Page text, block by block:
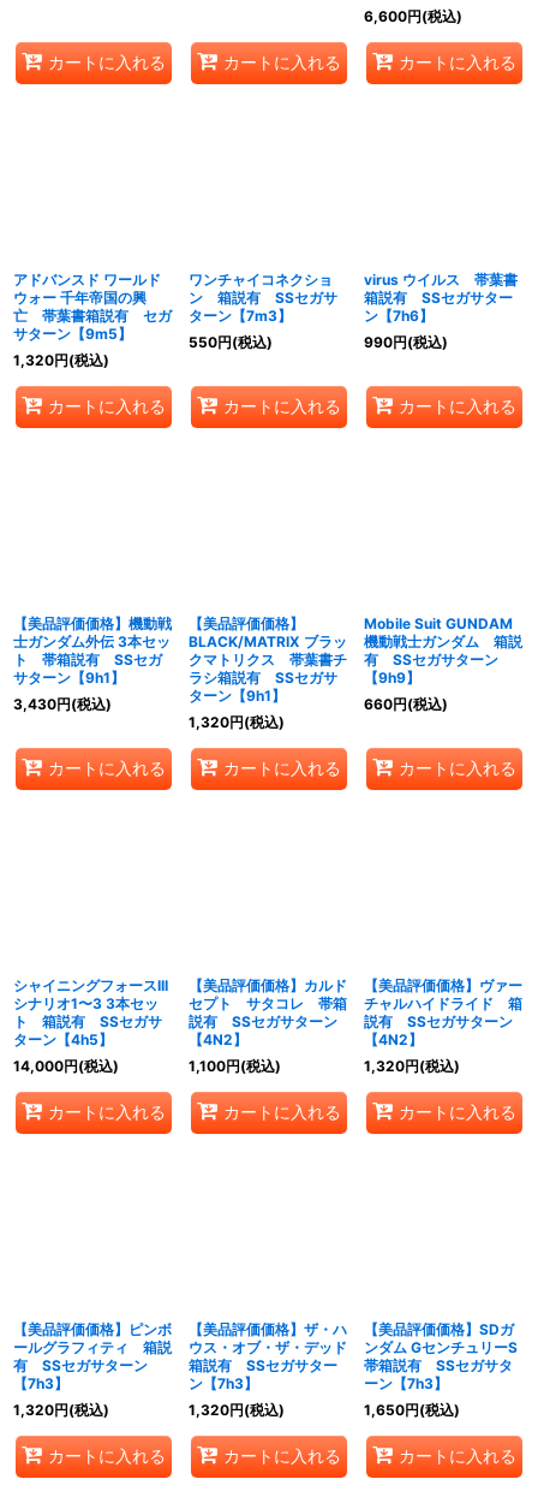
カートに入れる カートに入れる
6,600円(税込)
カートに入れる
アドバンスド ワールド
ウォー 千年帝国の興
亡 帯葉書箱説有 セガ
サターン【9m5】
1,320円(税込)
カートに入れる
ワンチャイコネクショ
ン 箱説有 SSセガサ
ターン【7m3】
550円(税込)
カートに入れる
virus ウイルス 帯葉書
箱説有 SSセガサター
ン【7h6】
990円(税込)
カートに入れる
【美品評価価格】機動戦
士ガンダム外伝 3本セッ
ト 帯箱説有 SSセガ
サターン【9h1】
3,430円(税込)
カートに入れる
【美品評価価格】
BLACK/MATRIX ブラッ
クマトリクス 帯葉書チ
ラシ箱説有 SSセガサ
ターン【9h1】
1,320円(税込)
カートに入れる
Mobile Suit GUNDAM
機動戦士ガンダム 箱説
有 SSセガサターン
【9h9】
660円(税込)
カートに入れる
シャイニングフォースIII
シナリオ1〜3 3本セッ
ト 箱説有 SSセガサ
ターン【4h5】
14,000円(税込)
カートに入れる
【美品評価価格】カルド
セプト サタコレ 帯箱
説有 SSセガサターン
【4N2】
1,100円(税込)
カートに入れる
【美品評価価格】ヴァー
チャルハイドライド 箱
説有 SSセガサターン
【4N2】
1,320円(税込)
カートに入れる
【美品評価価格】ピンボ
ールグラフィティ 箱説
有 SSセガサターン
【7h3】
1,320円(税込)
カートに入れる
【美品評価価格】ザ・ハ
ウス・オブ・ザ・デッド
箱説有 SSセガサター
ン【7h3】
1,320円(税込)
カートに入れる
【美品評価価格】SDガ
ンダム GセンチュリーS
帯箱説有 SSセガサタ
ーン【7h3】
1,650円(税込)
カートに入れる